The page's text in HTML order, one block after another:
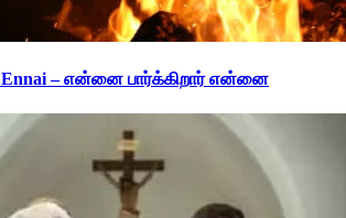
Ennai – என்னை பார்க்கிறார் என்னை